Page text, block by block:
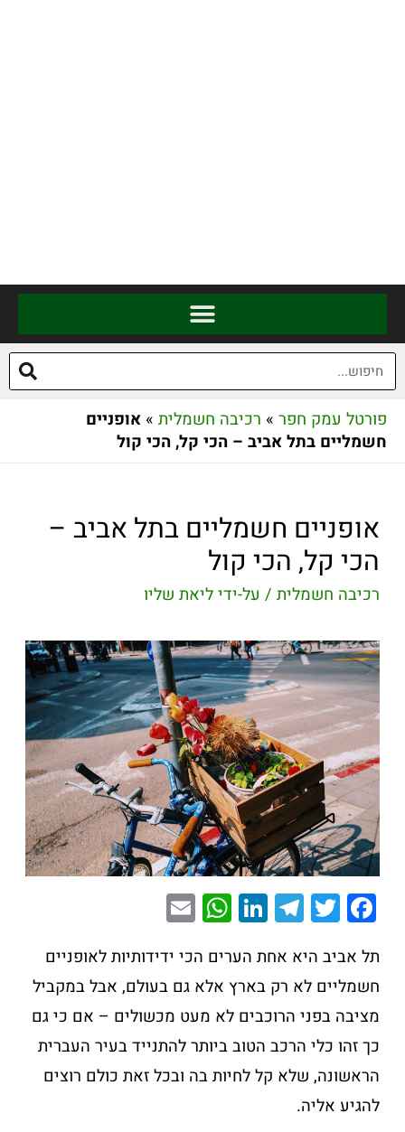
פורטל עמק חפר » רכיבה חשמלית » אופניים
חשמליים בתל אביב – הכי קל, הכי קול
אופניים חשמליים בתל אביב –
הכי קל, הכי קול
רכיבה חשמלית / על-ידיליאת שליו
F
a
c
e
b
o
o
k
T
wi
tt
er
T
el
e
gr
a
m
Li
n
k
e
dI
n
W
h
at
s
A
p
p
ai
l
תל אביב היא אחת הערים הכי ידידותיות לאופניים
חשמליים לא רק בארץ אלא גם בעולם, אבל במקביל
מציבה בפני הרוכבים לא מעט מכשולים – אם כי גם
כך זהו כלי הרכב הטוב ביותר להתנייד בעיר העברית
הראשונה, שלא קל לחיות בה ובכל זאת כולם רוצים
להגיע אליה.